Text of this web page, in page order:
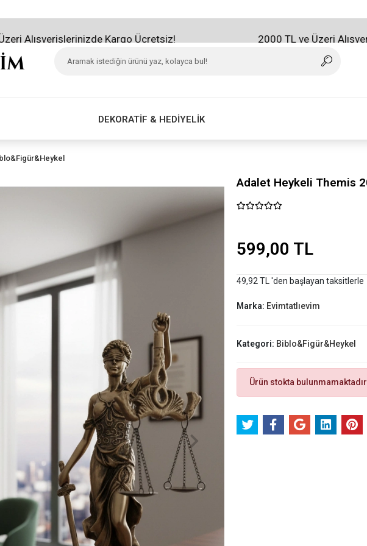
Kargo Ücretsiz! 2000 TL ve Üzeri
DEKORATİF & HEDİYELİK
Adalet Heykeli Themis
599,00 TL
49,92 TL 'den başlayan taksitlerle
Marka: Evimtatlıevim
Kategori: Biblo&Figür&Heykel
Ürün stokta